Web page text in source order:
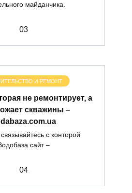
майданчика.
03
И РЕМОНТ
не ремонтирует, а
скважины –
с конторой
сайт –
04